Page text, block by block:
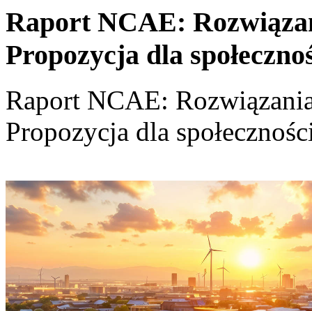
Raport NCAE:
Propozycja dla
Raport NCAE:
Propozycja dla